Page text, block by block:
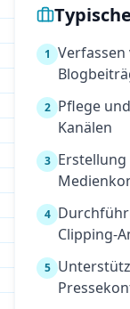
1
2 Pflege
Kanälen
3
4
Clipping-
5